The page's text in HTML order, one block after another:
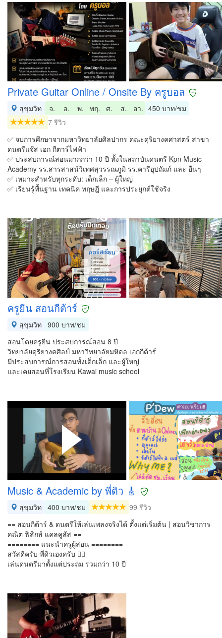
Private Guitar Online / Onsite By ครูบอล
สุขุมวิท จ. อ. พ. พฤ. ศ. ส. อา. 450 บาท/ชม
7 รีวิว
✅ จบการศึกษาจากมหาวิทยาลัยศิลปากร คณะดุริยางคศาสตร์ สาขา
ดนตรีแจ๊ส เอก กีตาร์ไฟฟ้า
✅ ประสบการณ์สอนมากกว่า 10 ปี ทั้งในสถาบันดนตรี Kpn Music
Academy รร.สารสาสน์วิเทศสุวรรณภูมิ รร.คารีอุปถัมภ์ และ อื่นๆ
✅ เหมาะสำหรับทุกระดับ: เด็กเล็ก – ผู้ใหญ่
✅ เรียนรู้พื้นฐาน เทคนิค ทฤษฎี และการประยุกต์ใช้จริง
ครูยีน สอนกีต้าร์
สุขุมวิท 900 บาท/ชม
สอนโดยครูยีน ประสบการณ์สอน 8 ปี
วิทยาลัยดุริยางคศิลป์ มหาวิทยาลัยมหิดล เอกกีต้าร์
มีประสบการณ์การสอนทั้งเด็กเล็ก และผู้ใหญ่
และเคยสอนที่โรงเรียน Kawai music school
Music & Academic by พี่ดิว 🎸
สุขุมวิท 400 บาท/ชม
99 รีวิว
== สอนกีต้าร์ & ดนตรีให้เล่นเพลงจริงได้ ตั้งแต่เริ่มต้น | สอนวิชาการ
คณิต ฟิสิกส์ แคลคูลัส ==
======== แนะนำครูผู้สอน ========
สวัสดีครับ พี่ดิวเองครับ 🙋‍♂️
เล่นดนตรีมาตั้งแต่ประถม รวมกว่า 10 ปี